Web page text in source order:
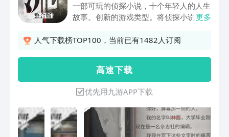
一部可玩的侦探小说，十个年轻人的人生
故事。创新的游戏类型。将侦探小说的阅
事。专门为此游戏原创的30w字长篇侦探
更多
人气下载榜TOP100，当前已有1482人订阅
高 速 下 载
优先用九游APP下载